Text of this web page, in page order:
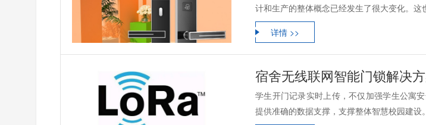
计和生产的整体概念已经发生了很大变化。
详情 >>
宿舍无线联网智能门锁解决
学生开门记录实时上传，不仅加强学生公寓
提供准确的数据支撑，支撑整体智慧校园建设。